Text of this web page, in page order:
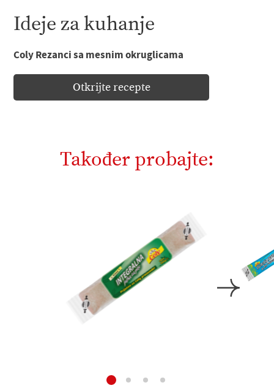
Ideje za kuhanje
Coly Rezanci sa mesnim okruglicama
Otkrijte recepte
Također probajte: